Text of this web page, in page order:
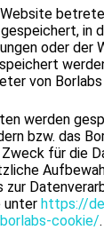
in
oder der
von
werden
bzw. das
für die
zur
unter https://
cookie/.